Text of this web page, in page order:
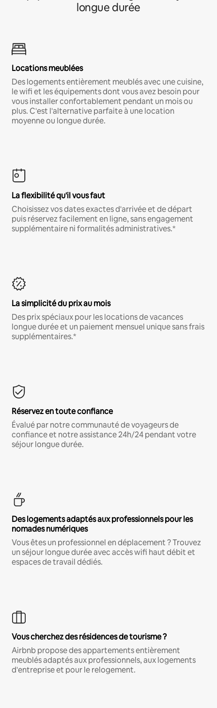
longue durée
Locations meublées
Des logements entièrement meublés avec une cuisine,
le wifi et les équipements dont vous avez besoin pour
vous installer confortablement pendant un mois ou
plus. C'est l'alternative parfaite à une location
moyenne ou longue durée.
La flexibilité qu'il vous faut
Choisissez vos dates exactes d'arrivée et de départ
puis réservez facilement en ligne, sans engagement
supplémentaire ni formalités administratives.*
La simplicité du prix au mois
Des prix spéciaux pour les locations de vacances
longue durée et un paiement mensuel unique sans frais
supplémentaires.*
Réservez en toute confiance
Évalué par notre communauté de voyageurs de
confiance et notre assistance 24h/24 pendant votre
séjour longue durée.
Des logements adaptés aux professionnels pour les
nomades numériques
Vous êtes un professionnel en déplacement ? Trouvez
un séjour longue durée avec accès wifi haut débit et
espaces de travail dédiés.
Vous cherchez des résidences de tourisme ?
Airbnb propose des appartements entièrement
meublés adaptés aux professionnels, aux logements
d'entreprise et pour le relogement.